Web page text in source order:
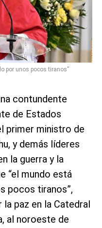
por unos pocos tiranos”
contundente
de Estados
primer ministro de
y demás líderes
la guerra y la
“el mundo está
pocos tiranos”,
paz en la Catedral
al noroeste de